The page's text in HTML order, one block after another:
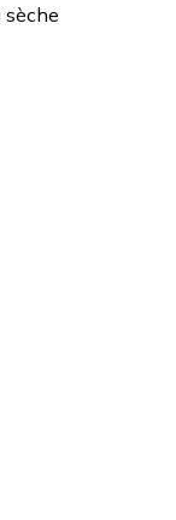
sèche